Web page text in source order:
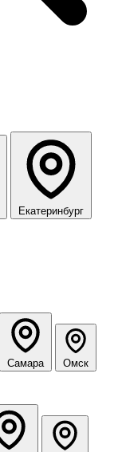
Екатеринбург
Самара Омск